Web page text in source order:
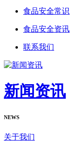
食品安全常识
食品安全资讯
联系我们
新闻资讯
NEWS
关于我们